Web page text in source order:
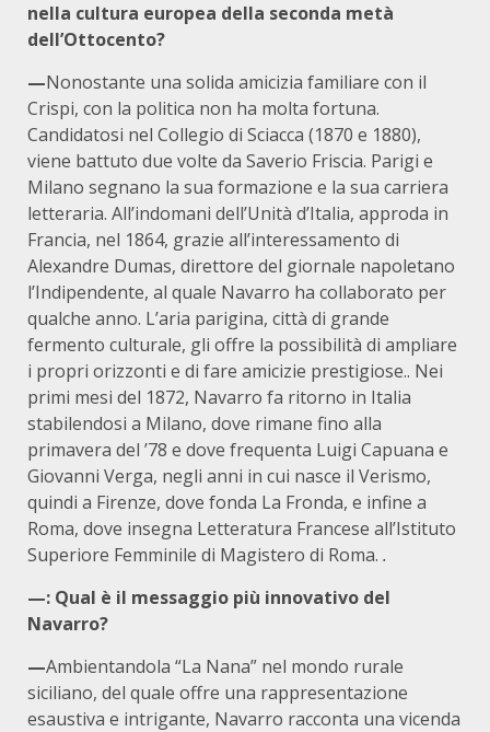
nella cultura europea della seconda metà
dell’Ottocento?
—Nonostante una solida amicizia familiare con il
Crispi, con la politica non ha molta fortuna.
Candidatosi nel Collegio di Sciacca (1870 e 1880),
viene battuto due volte da Saverio Friscia. Parigi e
Milano segnano la sua formazione e la sua carriera
letteraria. All’indomani dell’Unità d’Italia, approda in
Francia, nel 1864, grazie all’interessamento di
Alexandre Dumas, direttore del giornale napoletano
l’Indipendente, al quale Navarro ha collaborato per
qualche anno. L’aria parigina, città di grande
fermento culturale, gli offre la possibilità di ampliare
i propri orizzonti e di fare amicizie prestigiose.. Nei
primi mesi del 1872, Navarro fa ritorno in Italia
stabilendosi a Milano, dove rimane fino alla
primavera del ’78 e dove frequenta Luigi Capuana e
Giovanni Verga, negli anni in cui nasce il Verismo,
quindi a Firenze, dove fonda La Fronda, e infine a
Roma, dove insegna Letteratura Francese all’Istituto
Superiore Femminile di Magistero di Roma. .
—: Qual è il messaggio più innovativo del
Navarro?
—Ambientandola “La Nana” nel mondo rurale
siciliano, del quale offre una rappresentazione
esaustiva e intrigante, Navarro racconta una vicenda